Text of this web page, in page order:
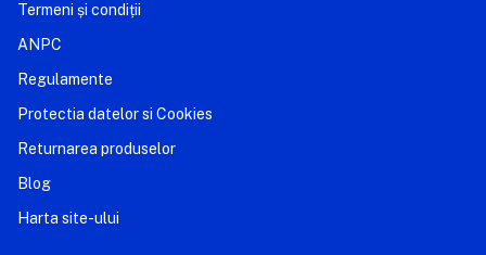
Termeni și condiții
ANPC
Regulamente
Protectia datelor si Cookies
Returnarea produselor
Blog
Harta site-ului